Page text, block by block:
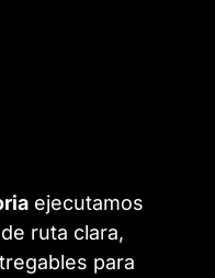
ejecutamos
ruta clara,
para